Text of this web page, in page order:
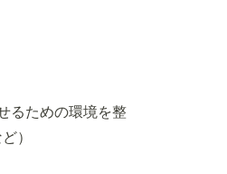
るための環境を整
）